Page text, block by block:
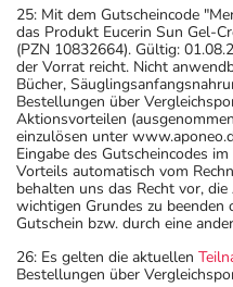
25: Mit dem Gutscheincode
das Produkt Eucerin Sun Gel-
(PZN 10832664). Gültig:
der Vorrat reicht. Nicht
Bücher,
Bestellungen über
Aktionsvorteilen
einzulösen unter
Eingabe des Gutscheincodes
Vorteils automatisch vom
behalten uns das Recht vor,
wichtigen Grundes zu beenden
Gutschein bzw. durch eine
26: Es gelten die aktuellen
Bestellungen über